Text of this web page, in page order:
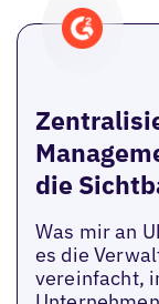
die
Was mir an
es die
vereinfacht,